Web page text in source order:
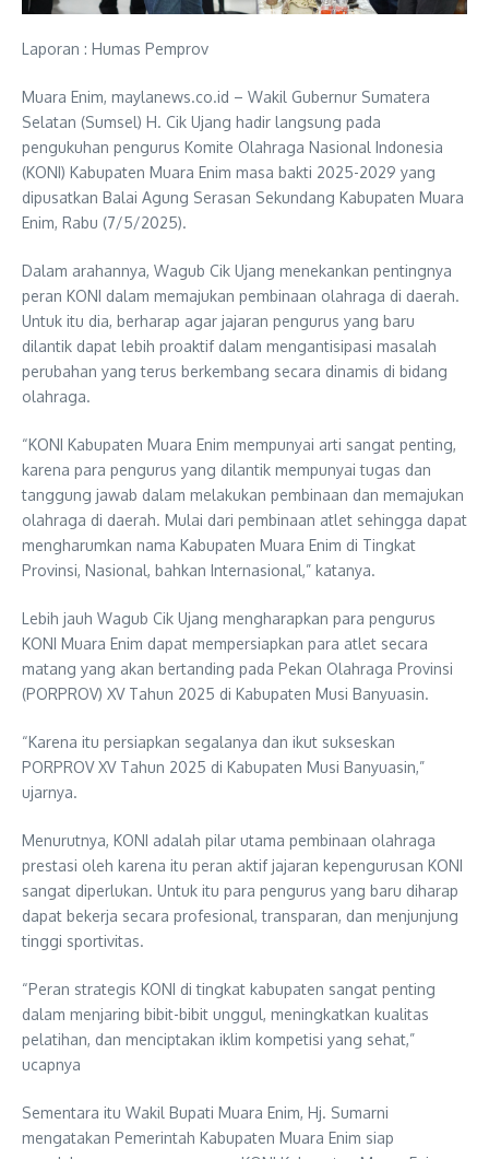
Laporan : Humas Pemprov
Muara Enim, maylanews.co.id – Wakil Gubernur Sumatera
Selatan (Sumsel) H. Cik Ujang hadir langsung pada
pengukuhan pengurus Komite Olahraga Nasional Indonesia
(KONI) Kabupaten Muara Enim masa bakti 2025-2029 yang
dipusatkan Balai Agung Serasan Sekundang Kabupaten Muara
Enim, Rabu (7/5/2025).
Dalam arahannya, Wagub Cik Ujang menekankan pentingnya
peran KONI dalam memajukan pembinaan olahraga di daerah.
Untuk itu dia, berharap agar jajaran pengurus yang baru
dilantik dapat lebih proaktif dalam mengantisipasi masalah
perubahan yang terus berkembang secara dinamis di bidang
olahraga.
“KONI Kabupaten Muara Enim mempunyai arti sangat penting,
karena para pengurus yang dilantik mempunyai tugas dan
tanggung jawab dalam melakukan pembinaan dan memajukan
olahraga di daerah. Mulai dari pembinaan atlet sehingga dapat
mengharumkan nama Kabupaten Muara Enim di Tingkat
Provinsi, Nasional, bahkan Internasional,” katanya.
Lebih jauh Wagub Cik Ujang mengharapkan para pengurus
KONI Muara Enim dapat mempersiapkan para atlet secara
matang yang akan bertanding pada Pekan Olahraga Provinsi
(PORPROV) XV Tahun 2025 di Kabupaten Musi Banyuasin.
“Karena itu persiapkan segalanya dan ikut sukseskan
PORPROV XV Tahun 2025 di Kabupaten Musi Banyuasin,”
ujarnya.
Menurutnya, KONI adalah pilar utama pembinaan olahraga
prestasi oleh karena itu peran aktif jajaran kepengurusan KONI
sangat diperlukan. Untuk itu para pengurus yang baru diharap
dapat bekerja secara profesional, transparan, dan menjunjung
tinggi sportivitas.
“Peran strategis KONI di tingkat kabupaten sangat penting
dalam menjaring bibit-bibit unggul, meningkatkan kualitas
pelatihan, dan menciptakan iklim kompetisi yang sehat,”
ucapnya
Sementara itu Wakil Bupati Muara Enim, Hj. Sumarni
mengatakan Pemerintah Kabupaten Muara Enim siap